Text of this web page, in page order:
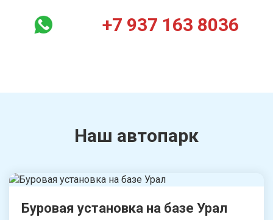
+7 937 163 8036
Наш автопарк
Буровая установка на базе Урал